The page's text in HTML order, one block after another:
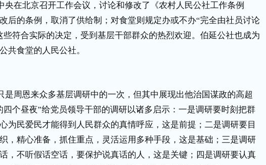
央在北京召开工作会议，讨论和修改了《农村人民公社工作条例
改后的条例，取消了供给制；对食堂则规定办或不办“完全由社员讨论
些符合实际的决定，受到基层干部群众的热烈欢迎。伯延公社也成为
共食堂的人民公社。
是周恩来众多基层调研中的一次，但其中展现出他治国谋政的高超
四个昼夜”给党员领导干部的调研以诸多启示：一是调研要时刻把群
为民爱民才能得到人民群众的真情呼应，这是前提；二是调研要目
，精心准备，抓住重点，灵活运用多种手段，这是基础；三是调研
，不听假话空话，要保护说真话的人，这是关键；四是调研要认真